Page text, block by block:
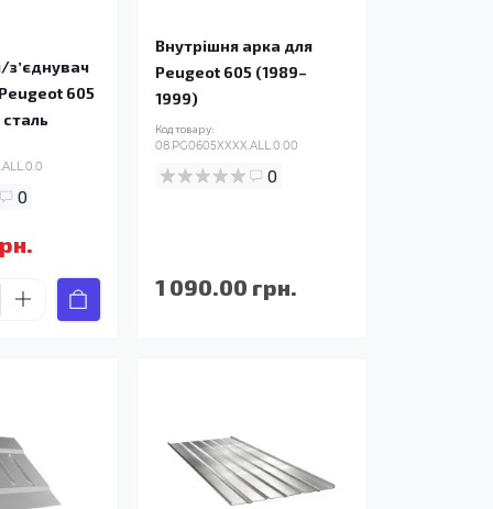
605
0
Внутрішня арка для
Peugeot 605 (1989–
1999)
Код товару:
08.PG0605XXXX.ALL.0.00
0
1 090.00 грн.